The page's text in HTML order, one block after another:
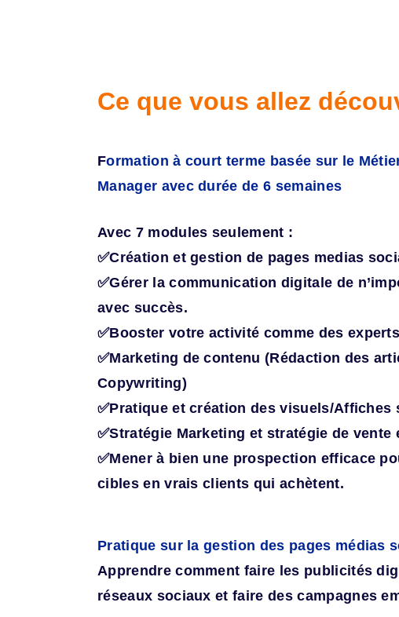
Ce que vous allez
Formation à court terme basée sur le
Manager avec durée de 6 semaines
Avec 7 modules seulement :
✅Création et gestion de pages medias
✅Gérer la communication digitale de
avec succès.
✅Booster votre activité comme des experts
✅Marketing de contenu (Rédaction des
Copywriting)
✅Pratique et création des visuels/Affiches
✅Stratégie Marketing et stratégie de vente
✅Mener à bien une prospection efficace
cibles en vrais clients qui achètent.
Pratique sur la gestion des pages médias
Apprendre comment faire les publicités
réseaux sociaux et faire des campagnes